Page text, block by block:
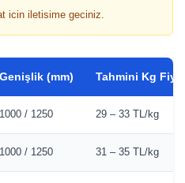
icin iletisime geciniz.
Genişlik (mm) Tahmini Kg
1000 / 1250 29 – 33 TL/kg
1000 / 1250 31 – 35 TL/kg